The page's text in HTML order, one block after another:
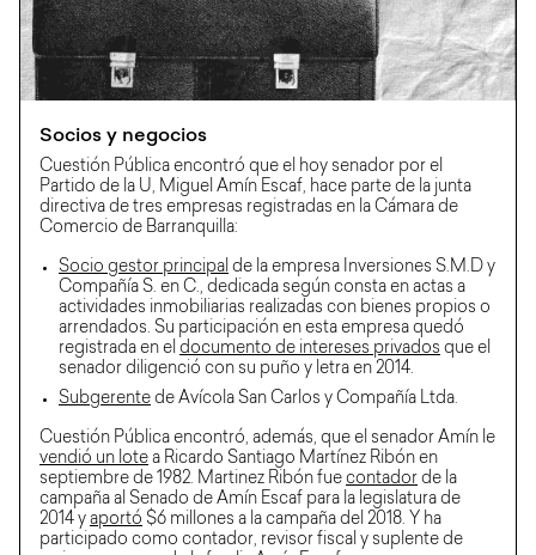
Socios y negocios
Cuestión Pública encontró que el hoy senador por el
Partido de la U, Miguel Amín Escaf, hace parte de la junta
directiva de tres empresas registradas en la Cámara de
Comercio de Barranquilla:
Socio gestor principal de la empresa Inversiones S.M.D y
Compañía S. en C., dedicada según consta en actas a
actividades inmobiliarias realizadas con bienes propios o
arrendados. Su participación en esta empresa quedó
registrada en el documento de intereses privados que el
senador diligenció con su puño y letra en 2014.
Subgerente de Avícola San Carlos y Compañía Ltda.
Cuestión Pública encontró, además, que el senador Amín le
vendió un lote a Ricardo Santiago Martínez Ribón en
septiembre de 1982. Martinez Ribón fue contador de la
campaña al Senado de Amín Escaf para la legislatura de
2014 y aportó $6 millones a la campaña del 2018. Y ha
participado como contador, revisor fiscal y suplente de